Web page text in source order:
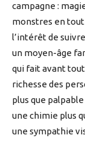
campagne :
monstres en tout
l’intérêt de
un moyen-âge
qui fait avant
richesse des
plus que
une chimie plus
une sympathie